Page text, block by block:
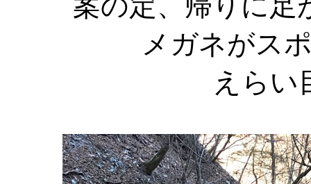
メガネがス
えらい